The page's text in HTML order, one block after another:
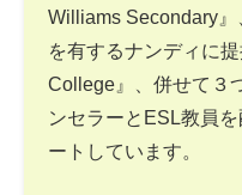
Williams Secondary
を有するナンディに
College』、併せて３
ンセラーとESL教員
ートしています。